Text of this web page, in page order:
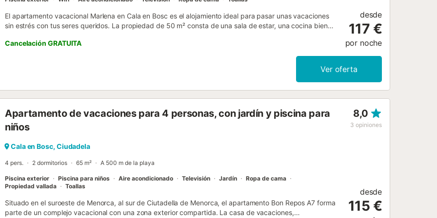
El apartamento vacacional Marlena en Cala en Bosc es el alojamiento ideal para pasar unas vacaciones
sin estrés con tus seres queridos. La propiedad de 50 m² consta de una sala de estar, una cocina bien
incluyen televisión, aire acondicionado, ventilador y lavadora. También hay disponible una cuna y una
trona bajo petición. Este alquiler de vacaciones cuenta con terrazas privadas, tanto cubiertas como
descubiertas, ideales para relajarse por las tardes. Además, el alojamiento dispone de una refrescante
minutos a pie de la playa de Son Xoriguer y con fácil acceso a todos los servicios necesarios, como
dormitorios y con aire acondicionado en el comedor. Tanto la recogida como la devolución de llaves se
realizará en una inmobiliaria en Ciutadella....
Cancelación GRATUITA
desde
117 €
por noche
Ver oferta
Apartamento de vacaciones para 4 personas, con jardín y piscina para
niños
8,0
3 opiniones
Cala en Bosc, Ciudadela
4 pers. 2 dormitorios 65 m² A 500 m de la playa
Piscina exterior Piscina para niños Aire acondicionado Televisión Jardín
Ropa de cama
Propiedad vallada
Toallas
Situado en el suroeste de Menorca, al sur de Ciutadella de Menorca, el apartamento Bon Repos A7 forma
parte de un complejo vacacional con una zona exterior compartida. La casa de vacaciones,
desde
115 €